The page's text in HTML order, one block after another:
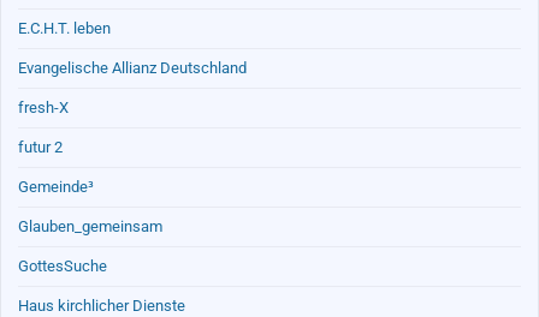
E.C.H.T. leben
Evangelische Allianz Deutschland
fresh-X
futur 2
Gemeinde³
Glauben_gemeinsam
GottesSuche
Haus kirchlicher Dienste